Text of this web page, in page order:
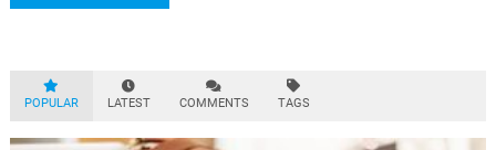
POPULAR LATEST COMMENTS TAGS